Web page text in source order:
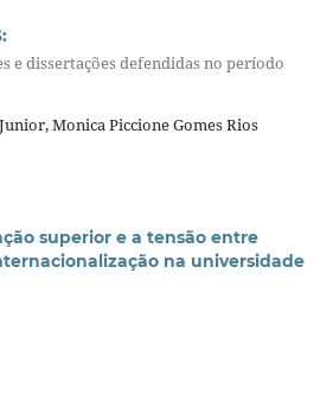
e dissertações defendidas no período
Monica Piccione Gomes Rios
superior e a tensão entre
na universidade